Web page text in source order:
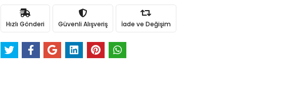
Hızlı Gönderi Güvenli Alışveriş İade ve Değişim